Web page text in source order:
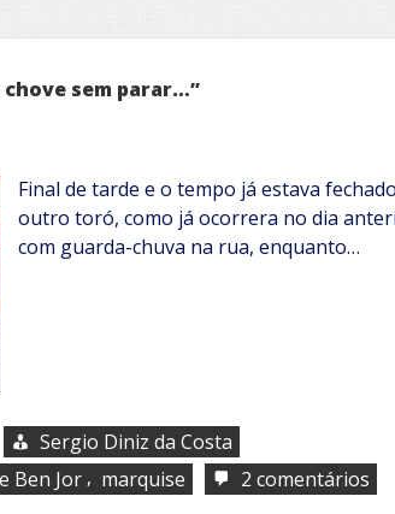
chove sem parar…”
Final de tarde e o tempo já estava
outro toró, como já ocorrera no dia
com guarda-chuva na rua, enquanto…
Sergio Diniz da Costa
Ben Jor , marquise 2 comentários